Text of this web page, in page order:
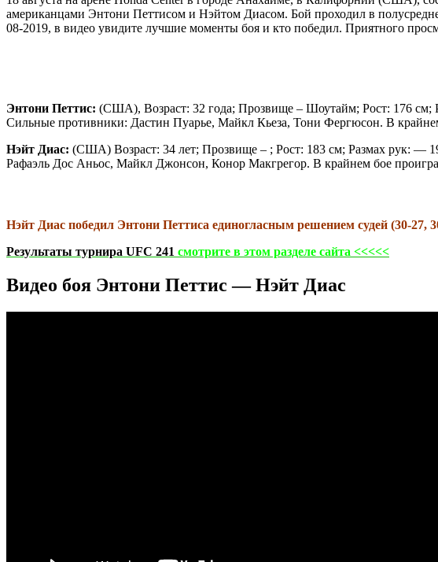
американцами Энтони Петтисом и Нэйтом Диасом. Бой проходил в
08-2019, в видео увидите лучшие моменты боя и кто победил. Приятного
Энтони Петтис: (США), Возраст: 32 года; Прозвище – Шоутайм; Рост: 176 см;
Сильные противники: Дастин Пуарье, Майкл Кьеза, Тони Фергюсон. В
Нэйт Диас: (США) Возраст: 34 лет; Прозвище – ; Рост: 183 см; Размах рук: —
Рафаэль Дос Аньос, Майкл Джонсон, Конор Макгрегор. В крайнем бое
Нэйт Диас победил Энтони Петтиса единогласным решением судей (30-27,
Результаты турнира UFC 241 смотрите в этом разделе сайта <<<<<
Видео боя Энтони Петтис — Нэйт Диас